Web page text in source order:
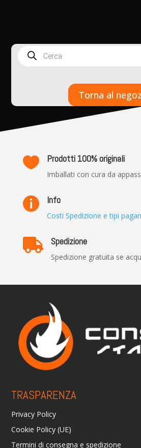
search
Torna al
 Prodotti 100% originali
Imballati con cura da
 Info
Costi Spedizione e tipi
 Spedizione
Spedizione gratuita se
TRASPARENZA
Privacy Policy
Cookie Policy (UE)
Termini di consegna e spedizione